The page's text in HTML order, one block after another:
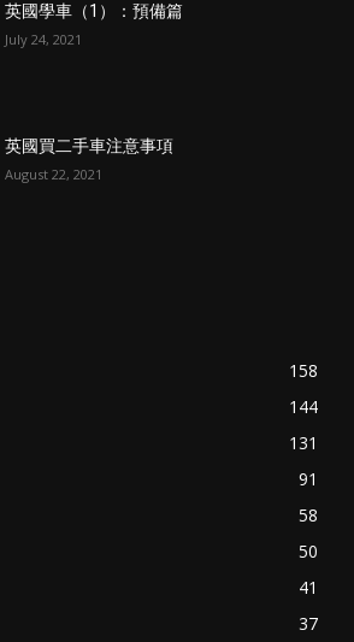
英國學車（1）：預備篇
July 24, 2021
英國買二手車注意事項
August 22, 2021
158
144
131
91
58
50
41
37